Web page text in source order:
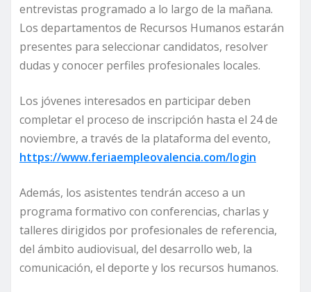
entrevistas programado a lo largo de la mañana.
Los departamentos de Recursos Humanos estarán
presentes para seleccionar candidatos, resolver
dudas y conocer perfiles profesionales locales.
Los jóvenes interesados en participar deben
completar el proceso de inscripción hasta el 24 de
noviembre, a través de la plataforma del evento,
https://www.feriaempleovalencia.com/login
Además, los asistentes tendrán acceso a un
programa formativo con conferencias, charlas y
talleres dirigidos por profesionales de referencia,
del ámbito audiovisual, del desarrollo web, la
comunicación, el deporte y los recursos humanos.